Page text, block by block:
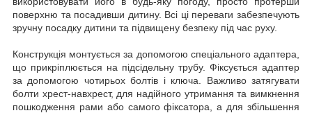
поверхню та посадивши дитину. Всі ці переваги забезпечують
зручну посадку дитини та підвищену безпеку під час руху.
Конструкція монтується за допомогою спеціального адаптера,
що прикріплюється на підсідельну трубу. Фіксується адаптер
за допомогою чотирьох болтів і ключа. Важливо затягувати
болти хрест-навхрест, для надійного утримання та вимкнення
пошкодження рами або самого фіксатора, а для збільшення